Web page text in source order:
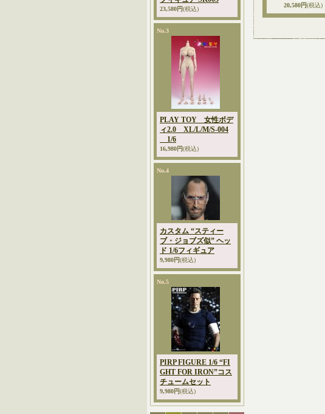
23,580円(税込)
No.3
PLAY TOY 女性ボデ
ィ2.0 XL/L/M/S-004
1/6
16,980円(税込)
No.4
カスタム “スティー
ブ・ジョブズ似” ヘッ
ド 1/6フィギュア
9,980円(税込)
No.5
PIRP FIGURE 1/6 “FI
GHT FOR IRON”コス
チュームセット
9,980円(税込)
20,580円(税込)